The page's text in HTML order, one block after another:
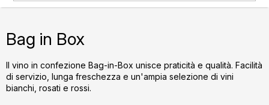
Bag in Box
Il vino in confezione Bag-in-Box unisce praticità e qualità. Facilità
di servizio, lunga freschezza e un'ampia selezione di vini
bianchi, rosati e rossi.